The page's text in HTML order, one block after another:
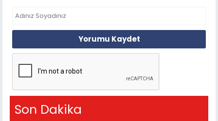
Yorumu Kaydet
Son Dakika